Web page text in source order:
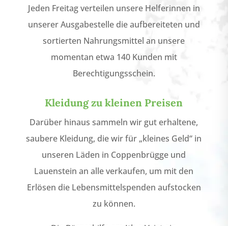
Jeden Freitag verteilen unsere Helferinnen in
unserer Ausgabestelle die aufbereiteten und
sortierten Nahrungsmittel an unsere
momentan etwa 140 Kunden mit
Berechtigungsschein.
Kleidung zu kleinen Preisen
Darüber hinaus sammeln wir gut erhaltene,
saubere Kleidung, die wir für „kleines Geld“ in
unseren Läden in Coppenbrügge und
Lauenstein an alle verkaufen, um mit den
Erlösen die Lebensmittelspenden aufstocken
zu können.